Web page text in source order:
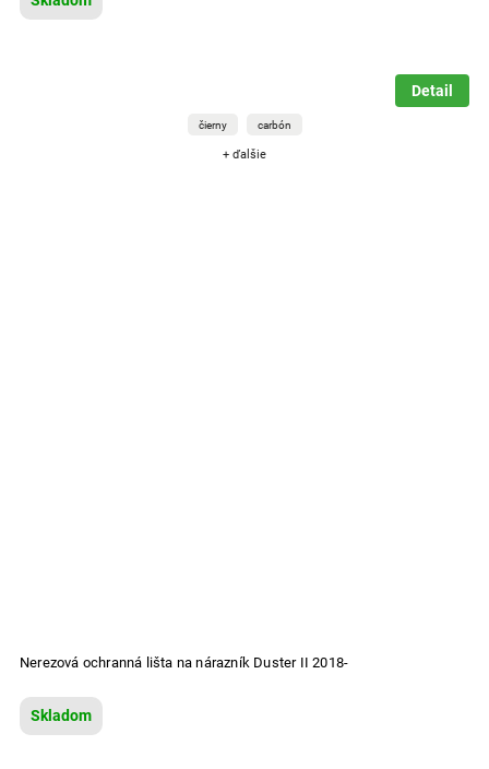
Detail
čierny carbón
+ ďalšie
Nerezová ochranná lišta na nárazník Duster II 2018-
Skladom